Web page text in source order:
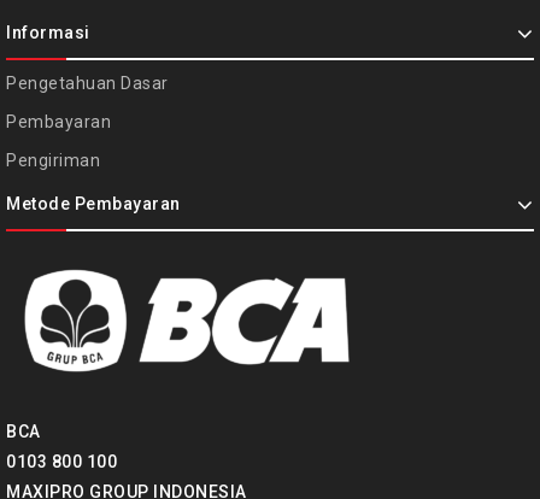
Informasi
Pengetahuan Dasar
Pembayaran
Pengiriman
Metode Pembayaran
BCA
0103 800 100
MAXIPRO GROUP INDONESIA